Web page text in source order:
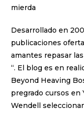
mierda
Desarrollado en
publicaciones
amantes repasar
“. El blog es en
Beyond Heaving
pregrado cursos en
Wendell